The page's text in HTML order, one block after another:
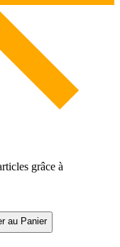
grâce à
au Panier